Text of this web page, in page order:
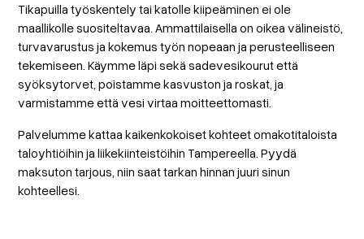
Tikapuilla työskentely tai katolle kiipeäminen ei ole
maallikolle suositeltavaa. Ammattilaisella on oikea välineistö,
turvavarustus ja kokemus työn nopeaan ja perusteelliseen
tekemiseen. Käymme läpi sekä sadevesikourut että
syöksytorvet, poistamme kasvuston ja roskat, ja
varmistamme että vesi virtaa moitteettomasti.
Palvelumme kattaa kaikenkokoiset kohteet omakotitaloista
taloyhtiöihin ja liikekiinteistöihin Tampereella. Pyydä
maksuton tarjous, niin saat tarkan hinnan juuri sinun
kohteellesi.